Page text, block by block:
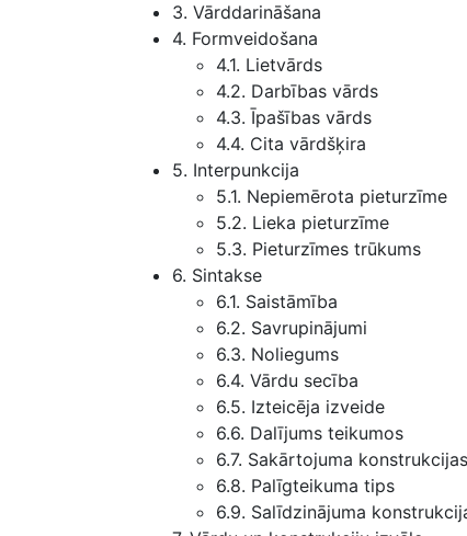
3. Vārddarināšana
4. Formveidošana
4.1. Lietvārds
4.2. Darbības vārds
4.3. Īpašības vārds
4.4. Cita vārdšķira
5. Interpunkcija
5.1. Nepiemērota pieturzīme
5.2. Lieka pieturzīme
5.3. Pieturzīmes trūkums
6. Sintakse
6.1. Saistāmība
6.2. Savrupinājumi
6.3. Noliegums
6.4. Vārdu secība
6.5. Izteicēja izveide
6.6. Dalījums teikumos
6.7. Sakārtojuma konstrukcijas
6.8. Palīgteikuma tips
6.9. Salīdzinājuma